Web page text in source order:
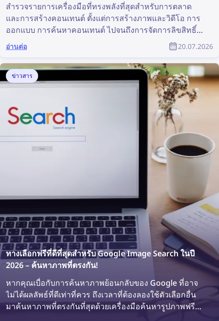
สำรวจรายการเครื่องมือที่ทรงพลังที่สุดสำหรับการตลาด
และการสร้างคอนเทนต์ ตั้งแต่การสร้างภาพและวิดีโอ การ
ออกแบบ การค้นหาคอนเทนต์ ไปจนถึงการจัดการลิขสิทธิ์
เครื่องมือเหล่านี้สามารถช่วยงานของทีมการตลาดได้อย่าง
มาก บทความนี้รวบรวมเครื่องมือด้านการตลาดและการ
สร้างคอนเทนต์ที่ดีที่สุดสำหรับนักการตลาดและนักออกแบบ
ผลิตภัณฑ์
อ่านต่อ 20.07.2026
ข่าวสาร
ทางเลือกฟรีที่ดีที่สุดสำหรับ Google Image Search ในปี
2026 – ค้นหาภาพที่ตรงกัน!
หากคุณเบื่อกับการค้นหาภาพย้อนกลับของ Google ที่อาจ
ไม่ได้ผลลัพธ์ที่ดีเท่าที่ควร ถึงเวลาที่ต้องลองใช้ตัวเลือกอื่น
มาค้นหาภาพที่ตรงกันที่สุดด้วยเครื่องมือค้นหารูปภาพฟรีที่